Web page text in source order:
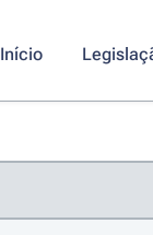
Início